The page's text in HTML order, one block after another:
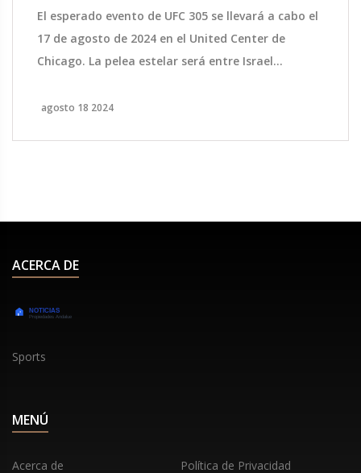
El esperado evento de UFC 305 se llevará a cabo el
17 de agosto de 2024 en el United Center de
Chicago. La pelea estelar será entre Israel
México pueden sintonizar ESPN México a las 10:00
agosto 18 2024
ACERCA DE
Sports
MENÚ
Acerca de Política de Privacidad